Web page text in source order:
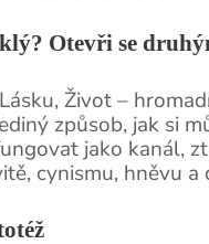
Otevři se
Život –
způsob, jak si
jako kanál,
cynismu, hněvu